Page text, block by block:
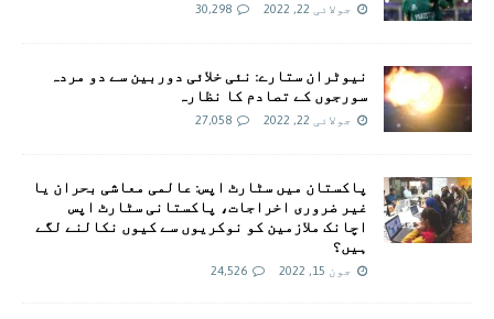
جولائی 22, 2022 30,298
نیوٹران ستارے: نئی خلائی دوربین سے دو مردہ
سورجوں کے تصادم کا نظارہ
جولائی 22, 2022 27,058
پاکستان میں سٹارٹ اپس: عالمی معاشی بحران یا
غیر ضروری اخراجات، پاکستانی سٹارٹ اپس
اچانک ملازمین کو نوکریوں سے کیوں نکالنے لگے
ہیں؟
جون 15, 2022 24,526